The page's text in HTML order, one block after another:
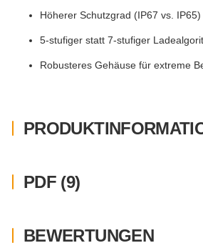
Höherer Schutzgrad (IP67 vs. IP65)
5-stufiger statt 7-stufiger
Robusteres Gehäuse für extreme
PDF (9)
BEWERTUNGEN